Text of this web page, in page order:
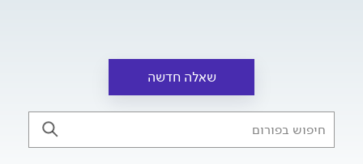
שאלה חדשה